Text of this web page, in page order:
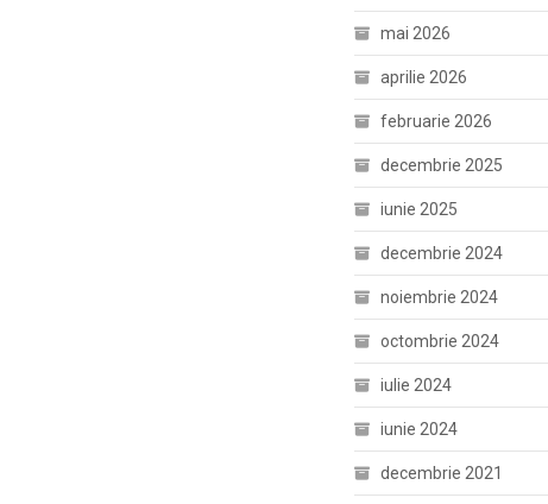
mai 2026
aprilie 2026
februarie 2026
decembrie 2025
iunie 2025
decembrie 2024
noiembrie 2024
octombrie 2024
iulie 2024
iunie 2024
decembrie 2021